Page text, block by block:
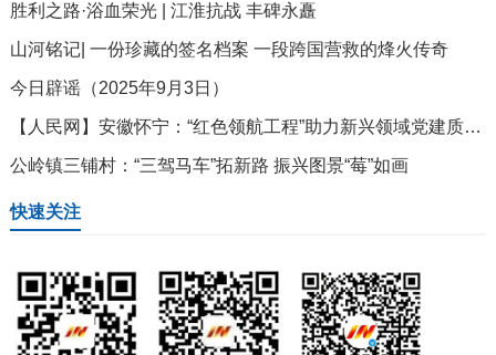
胜利之路·浴血荣光 | 江淮抗战 丰碑永矗
山河铭记| 一份珍藏的签名档案 一段跨国营救的烽火传奇
今日辟谣（2025年9月3日）
【人民网】安徽怀宁：“红色领航工程”助力新兴领域党建质效齐升
公岭镇三铺村：“三驾马车”拓新路 振兴图景“莓”如画
快速关注